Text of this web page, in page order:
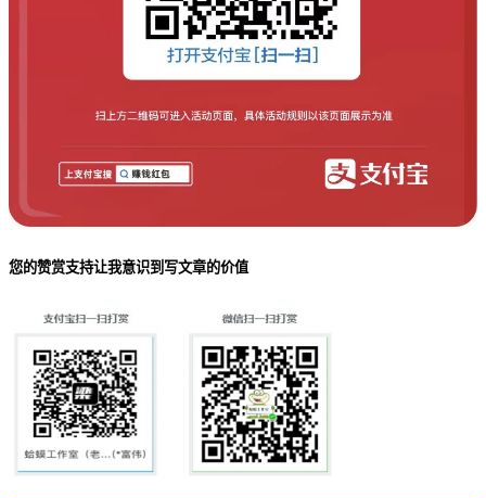
您的赞赏支持让我意识到写文章的价值